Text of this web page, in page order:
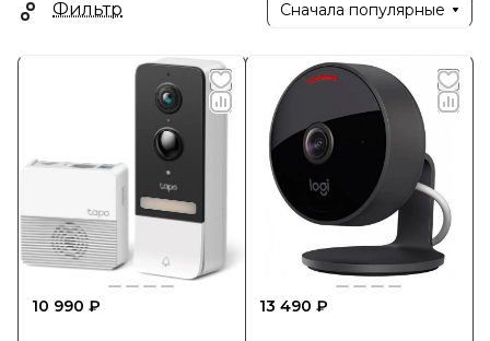
Фильтр Сначала популярные
10 990 ₽ 13 490 ₽